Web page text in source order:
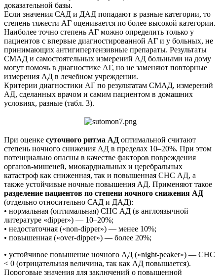
доказательной базы.
Если значения САД и ДАД попадают в разные категории, то
степень тяжести АГ оценивается по более высокой категории.
Наиболее точно степень АГ можно определить только у
пациентов с впервые диагностированной АГ и у больных, не
принимающих антигипертензивные препараты. Результаты
СМАД и самостоятельных измерений АД больными на дому
могут помочь в диагностике АГ, но не заменяют повторные
измерения АД в лечебном учреждении.
Критерии диагностики АГ по результатам СМАД, измерений
АД, сделанных врачом и самим пациентом в домашних
условиях, разные (табл. 3).
При оценке суточного ритма АД оптимальной считают
степень ночного снижения АД в пределах 10–20%. При этом
потенциально опасны в качестве факторов повреждения
органов-мишеней, миокардиальных и церебральных
катастроф как сниженная, так и повышенная СНС АД, а
также устойчивые ночные повышения АД. Применяют такое
разделение пациентов по степени ночного снижения АД
(отдельно относительно САД и ДАД):
• нормальная (оптимальная) СНС АД (в англоязычной
литературе «dipper») — 10–20%;
• недостаточная («non-dipper») — менее 10%;
• повышенная («over-dipper») — более 20%;
• устойчивое повышение ночного АД («night-peaker») — СНС
< 0 (отрицательная величина, так как АД повышается).
Пороговые значения для заключений о повышенной